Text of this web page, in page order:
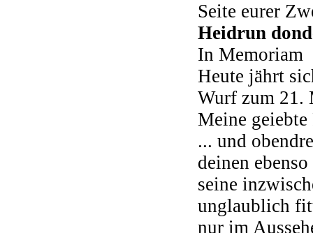
Seite eurer
Heidrun
In Memoriam
Heute jährt
Wurf zum 21.
Meine
... und
deinen
seine
unglaublich
nur im